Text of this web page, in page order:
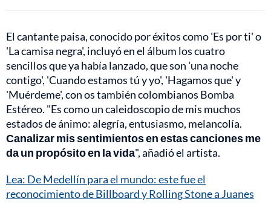
El cantante paisa, conocido por éxitos como 'Es por ti' o
'La camisa negra', incluyó en el álbum los cuatro
sencillos que ya había lanzado, que son 'una noche
contigo', 'Cuando estamos tú y yo', 'Hagamos que' y
'Muérdeme', con os también colombianos Bomba
Estéreo. "Es como un caleidoscopio de mis muchos
estados de ánimo: alegría, entusiasmo, melancolía.
Canalizar mis sentimientos en estas canciones me
da un propósito en la vida", añadió el artista.
Lea: De Medellín para el mundo: este fue el
reconocimiento de Billboard y Rolling Stone a Juanes